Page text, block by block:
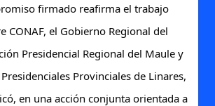
firmado reafirma el trabajo
CONAF, el Gobierno Regional del
Presidencial Regional del Maule y
Provinciales de Linares,
en una acción conjunta orientada a